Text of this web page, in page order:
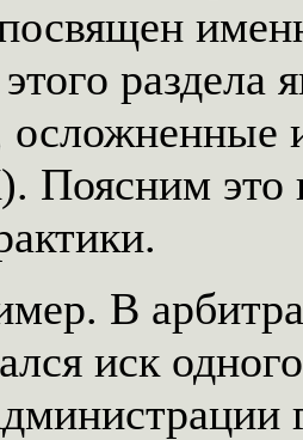
раздела
осложненные
Поясним это
В
иск